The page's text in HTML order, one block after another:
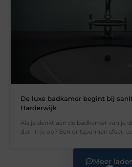
De luxe badkamer begint bij
Harderwijk
Als je denkt aan de badkamer van je
dan in je op? Een ontspannen sfeer,
Meer